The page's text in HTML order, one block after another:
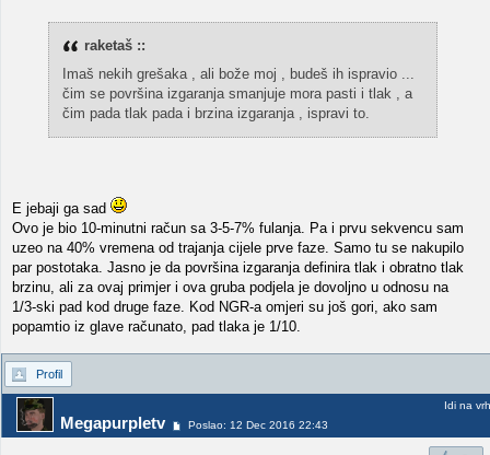
raketaš ::
Imaš nekih grešaka , ali bože moj , budeš ih ispravio ...
čim se površina izgaranja smanjuje mora pasti i tlak , a
čim pada tlak pada i brzina izgaranja , ispravi to.
E jebaji ga sad
Ovo je bio 10-minutni račun sa 3-5-7% fulanja. Pa i prvu sekvencu sam
uzeo na 40% vremena od trajanja cijele prve faze. Samo tu se nakupilo
par postotaka. Jasno je da površina izgaranja definira tlak i obratno tlak
brzinu, ali za ovaj primjer i ova gruba podjela je dovoljno u odnosu na
1/3-ski pad kod druge faze. Kod NGR-a omjeri su još gori, ako sam
popamtio iz glave računato, pad tlaka je 1/10.
Profil
Megapurpletv Poslao: 12 Dec 2016 22:43
Idi na vrh